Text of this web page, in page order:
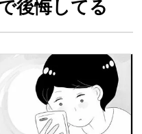
後悔してる